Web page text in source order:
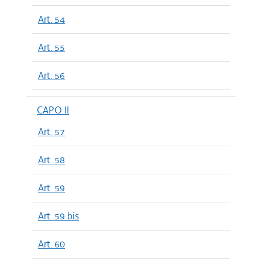
Art. 54
Art. 55
Art. 56
CAPO II
Art. 57
Art. 58
Art. 59
Art. 59 bis
Art. 60